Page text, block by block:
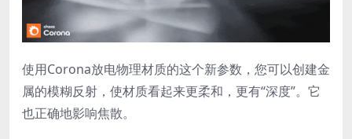
使用Corona放电物理材质的这个新参数，您可以创建金
属的模糊反射，使材质看起来更柔和，更有“深度”。它
也正确地影响焦散。